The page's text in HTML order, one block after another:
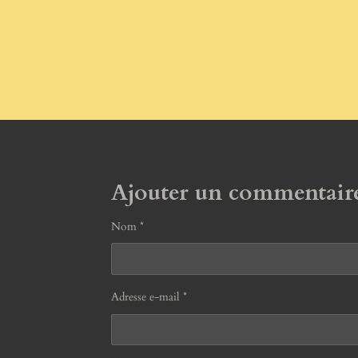
Ajouter un
Nom *
Adresse e-mail *